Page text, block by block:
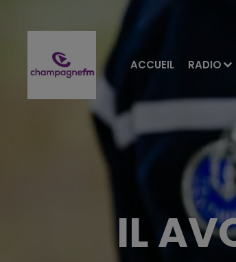
ACCUEIL RADIO
IL